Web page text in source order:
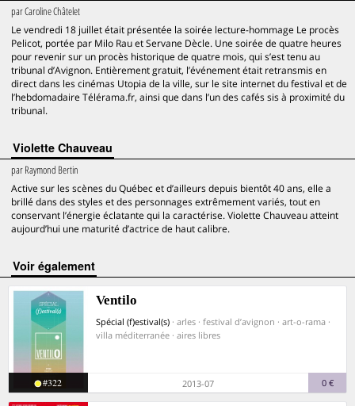
parCaroline Châtelet
Le vendredi 18 juillet était présentée la soirée lecture-hommage Le procès
Pelicot, portée par Milo Rau et Servane Dècle. Une soirée de quatre heures
pour revenir sur un procès historique de quatre mois, qui s’est tenu au
tribunal d’Avignon. Entièrement gratuit, l’événement était retransmis en
direct dans les cinémas Utopia de la ville, sur le site internet du festival et de
l’hebdomadaire Télérama.fr, ainsi que dans l’un des cafés sis à proximité du
tribunal.
Violette Chauveau
parRaymond Bertin
Active sur les scènes du Québec et d’ailleurs depuis bientôt 40 ans, elle a
brillé dans des styles et des personnages extrêmement variés, tout en
conservant l’énergie éclatante qui la caractérise. Violette Chauveau atteint
aujourd’hui une maturité d’actrice de haut calibre.
voir également
Ventilo
Spécial (f)estival(s) · arles · festival d’avignon · art-o-rama ·
villa méditerranée · aires libres
#322 2013-07 0 €